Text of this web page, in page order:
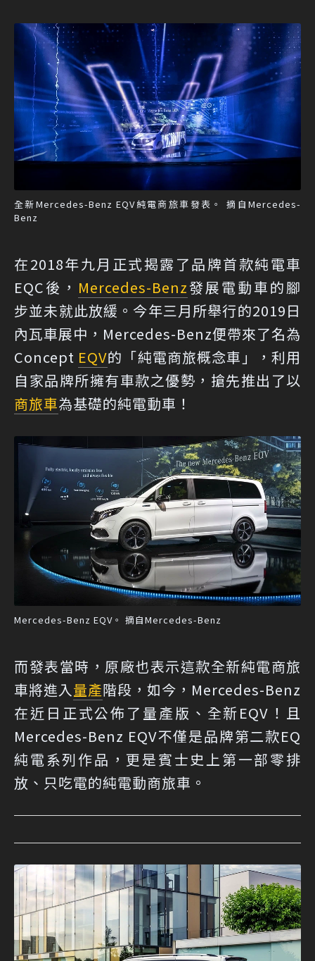
全新Mercedes-Benz EQV純電商旅車發表。 摘自Mercedes-
Benz
在2018年九月正式揭露了品牌首款純電車
EQC後， Mercedes-Benz發展電動車的腳
步並未就此放緩。今年三月所舉行的2019日
內瓦車展中，Mercedes-Benz便帶來了名為
Concept EQV的「純電商旅概念車」，利用
自家品牌所擁有車款之優勢，搶先推出了以
商旅車為基礎的純電動車！
Mercedes-Benz EQV。 摘自Mercedes-Benz
而發表當時，原廠也表示這款全新純電商旅
車將進入量產階段，如今，Mercedes-Benz
在近日正式公佈了量產版、全新EQV！且
Mercedes-Benz EQV不僅是品牌第二款EQ
純電系列作品，更是賓士史上第一部零排
放、只吃電的純電動商旅車。